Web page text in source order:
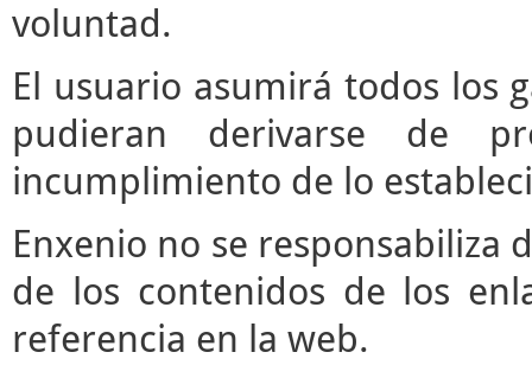
voluntad.
El usuario asumirá todos los
pudieran derivarse de
incumplimiento de lo
Enxenio no se responsabiliza
de los contenidos de los
referencia en la web.